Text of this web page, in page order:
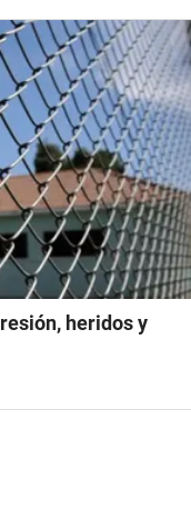
heridos y